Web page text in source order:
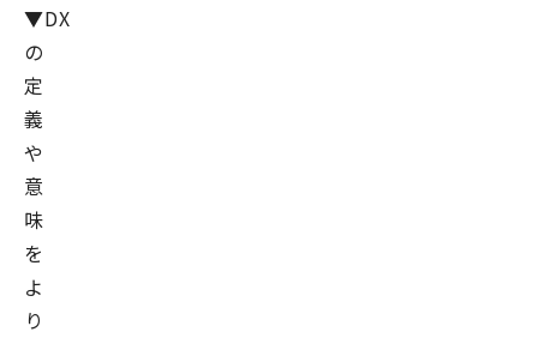
▼DX
の
定
義
や
意
味
を
よ
り